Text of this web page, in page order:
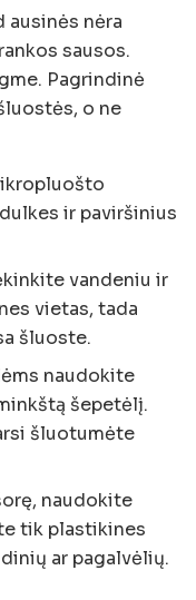
ausinės nėra
sausos.
Pagrindinė
o ne
ir paviršinius
vandeniu ir
vietas, tada
šluoste.
naudokite
šepetėlį.
šluotumėte
naudokite
tik plastikines
ar pagalvėlių.